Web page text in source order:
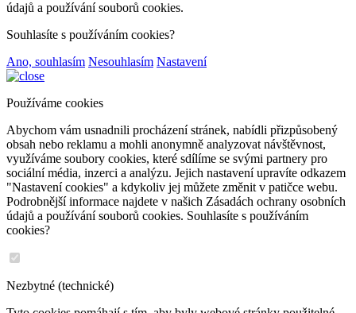
údajů a používání souborů cookies.
Souhlasíte s používáním cookies?
Ano, souhlasím Nesouhlasím Nastavení
Používáme cookies
Abychom vám usnadnili procházení stránek, nabídli přizpůsobený
obsah nebo reklamu a mohli anonymně analyzovat návštěvnost,
využíváme soubory cookies, které sdílíme se svými partnery pro
sociální média, inzerci a analýzu. Jejich nastavení upravíte odkazem
"Nastavení cookies" a kdykoliv jej můžete změnit v patičce webu.
Podrobnější informace najdete v našich Zásadách ochrany osobních
údajů a používání souborů cookies. Souhlasíte s používáním
cookies?
Nezbytné (technické)